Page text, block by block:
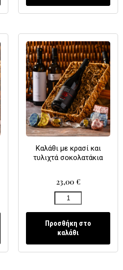
Καλάθι με κρασί και
τυλιχτά σοκολατάκια
23,00 €
Προσθήκη στο
καλάθι